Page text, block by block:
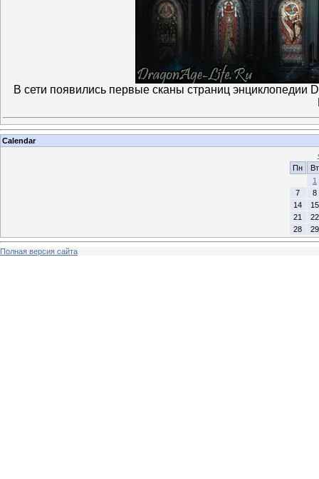
В сети появились первые сканы страниц энциклопедии
Calendar
Пн
Вт
1
7
8
14
15
21
22
28
29
Полная версия сайта